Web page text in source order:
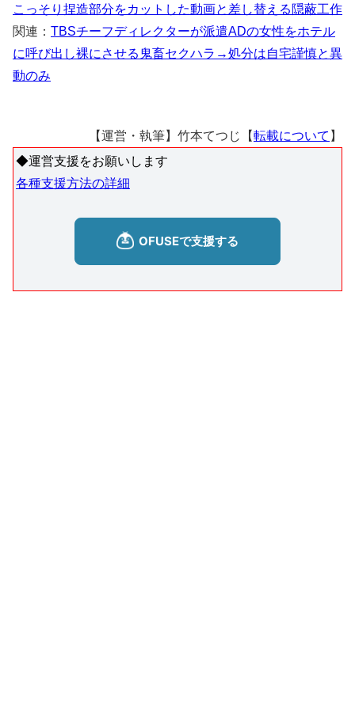
こっそり捏造部分をカットした動画と差し替える隠蔽工作
関連： TBSチーフディレクターが派遣ADの女性をホテル
に呼び出し裸にさせる鬼畜セクハラ→処分は自宅謹慎と異
動のみ
【運営・執筆】竹本てつじ【転載について 】
◆運営支援をお願いします
各種支援方法の詳細